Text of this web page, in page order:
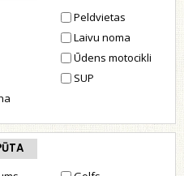
Peldvietas
Laivu noma
Ūdens motocikli
SUP